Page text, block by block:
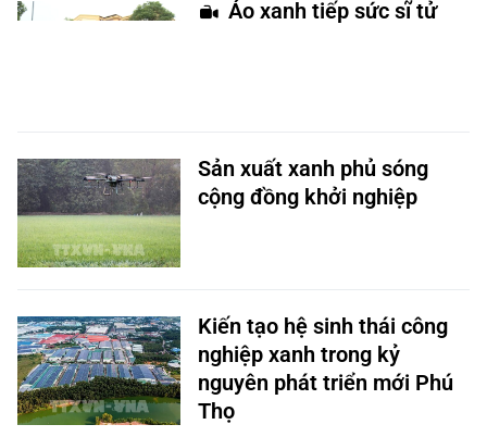
Áo xanh tiếp sức sĩ tử
Sản xuất xanh phủ sóng
cộng đồng khởi nghiệp
Kiến tạo hệ sinh thái công
nghiệp xanh trong kỷ
nguyên phát triển mới Phú
Thọ